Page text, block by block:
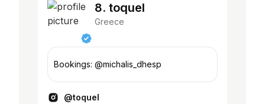
8. toquel
Greece
Bookings: @michalis_dhesp
@toquel